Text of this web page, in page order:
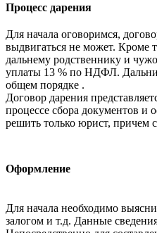
Процесс дарения
Для начала оговоримся,
выдвигаться не может. Кроме
дальнему родственнику и
уплаты 13 % по НДФЛ.
общем порядке .
Договор дарения
процессе сбора документов и
решить только юрист, причем
Оформление
Для начала необходимо
залогом и т.д. Данные